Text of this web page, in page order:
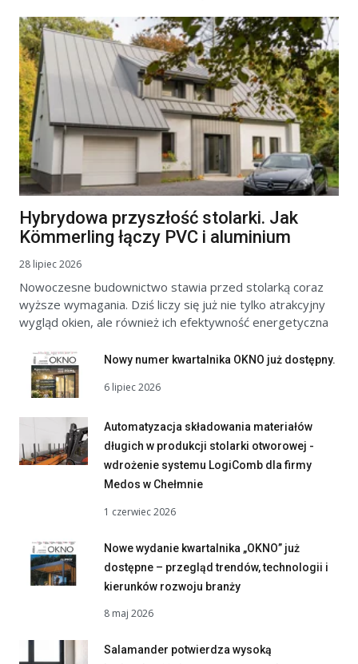
Hybrydowa przyszłość stolarki. Jak
Kömmerling łączy PVC i aluminium
28 lipiec 2026
Nowoczesne budownictwo stawia przed stolarką coraz
wyższe wymagania. Dziś liczy się już nie tylko atrakcyjny
wygląd okien, ale również ich efektywność energetyczna
Nowy numer kwartalnika OKNO już dostępny.
6 lipiec 2026
Automatyzacja składowania materiałów
długich w produkcji stolarki otworowej -
wdrożenie systemu LogiComb dla firmy
Medos w Chełmnie
1 czerwiec 2026
Nowe wydanie kwartalnika „OKNO” już
dostępne – przegląd trendów, technologii i
kierunków rozwoju branży
8 maj 2026
Salamander potwierdza wysoką